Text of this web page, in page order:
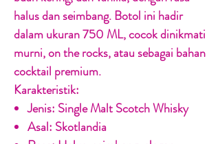
halus dan seimbang. Botol ini hadir
dalam ukuran 750 ML, cocok dinikmati
murni, on the rocks, atau sebagai bahan
cocktail premium.
Karakteristik:
Jenis: Single Malt Scotch Whisky
Asal: Skotlandia